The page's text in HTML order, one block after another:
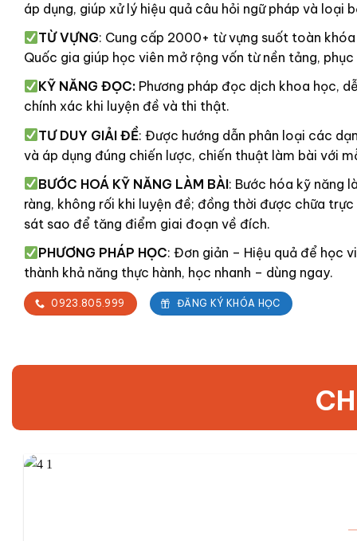
áp dụng, giúp xử lý hiệu quả câu hỏi ngữ pháp và loại
TỪ VỰNG: Cung cấp 2000+ từ vựng suốt toàn
Quốc gia giúp học viên mở rộng vốn từ nền tảng,
KỸ NĂNG ĐỌC: Phương pháp đọc dịch khoa học,
chính xác khi luyện đề và thi thật.
TƯ DUY GIẢI ĐỀ:Được hướng dẫn phân loại các
và áp dụng đúng chiến lược, chiến thuật làm bài với
BƯỚC HOÁ KỸ NĂNG LÀM BÀI: Bước hóa kỹ năng
ràng, không rối khi luyện đề; đồng thời được chữa
sát sao để tăng điểm giai đoạn về đích.
PHƯƠNG PHÁP HỌC:Đơn giản – Hiệu quả để học
thành khả năng thực hành, học nhanh – dùng ngay.
0923.805.999 ĐĂNG KÝ KHÓA HỌC